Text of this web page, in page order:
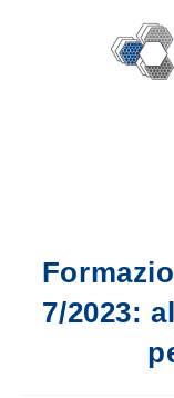
7/2023: